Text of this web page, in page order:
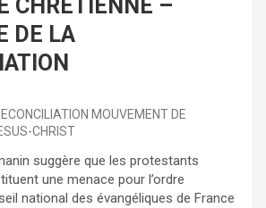
CHRÉTIENNE –
DE LA
MOUVEMENT DE
CHRIST
suggère que les protestants
une menace pour l’ordre
national des évangéliques de France